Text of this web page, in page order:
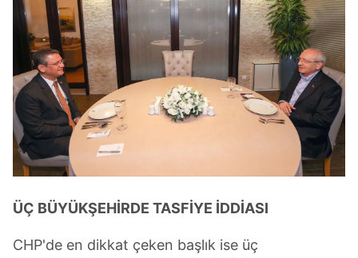
ÜÇ BÜYÜKŞEHİRDE TASFİYE İDDİASI
CHP'de en dikkat çeken başlık ise üç